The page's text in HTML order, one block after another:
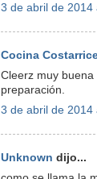
3 de abril de 2014
Cocina
Cleerz muy
preparación.
3 de abril de 2014
Unknown dijo...